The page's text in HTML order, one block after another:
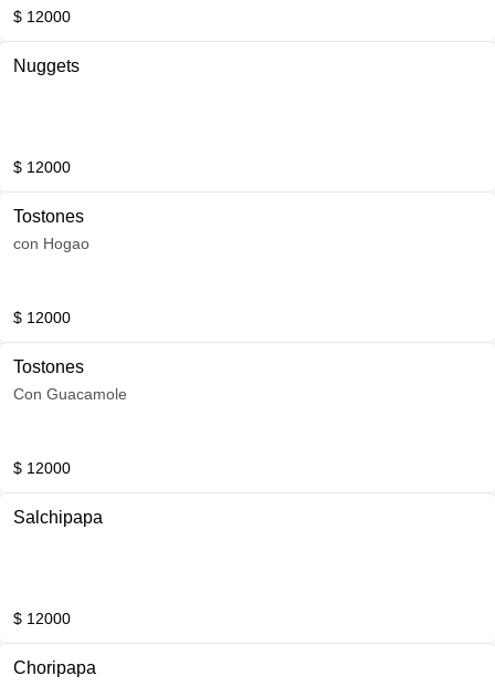
$ 12000
Nuggets
$ 12000
Tostones
con Hogao
$ 12000
Tostones
Con Guacamole
$ 12000
Salchipapa
$ 12000
Choripapa